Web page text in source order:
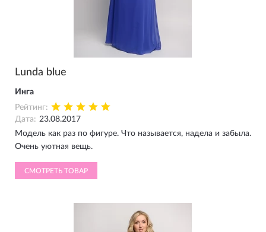
Lunda blue
Инга
Рейтинг:
Дата: 23.08.2017
Модель как раз по фигуре. Что называется, надела и забыла.
Очень уютная вещь.
СМОТРЕТЬ ТОВАР